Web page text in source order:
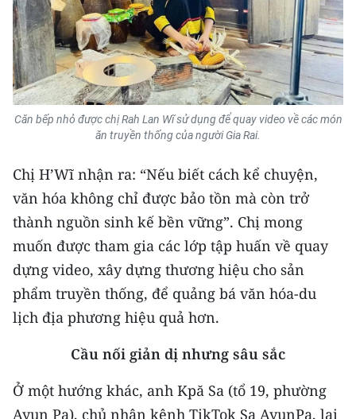
Chuyên trang Hà Nội
Chuyên trang TP. Hồ Chí Minh
CHUYÊN ĐỀ
CÁC CHUYÊN TRANG
VỀ BÁO NHÂN DÂN
THỜI NAY
NHÂN DÂN CUỐI TUẦN
NHÂN DÂN HẰNG THÁNG
ĐỌC BÁO IN
Căn bếp nhỏ được chị Rah Lan Wĩ sử dụng để quay video về các món
ăn truyền thống của người Gia Rai.
Chị H’Wĩ nhận ra: “Nếu biết cách kể chuyện,
văn hóa không chỉ được bảo tồn mà còn trở
thành nguồn sinh kế bền vững”. Chị mong
muốn được tham gia các lớp tập huấn về quay
dựng video, xây dựng thương hiệu cho sản
phẩm truyền thống, để quảng bá văn hóa-du
lịch địa phương hiệu quả hơn.
Cầu nối giản dị nhưng sâu sắc
Ở một hướng khác, anh Kpă Sa (tổ 19, phường
Ayun Pa), chủ nhân kênh TikTok Sa AyunPa, lại